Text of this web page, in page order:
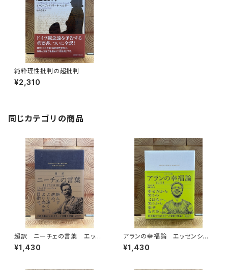
純粋理性批判の超批判
¥2,310
同じカテゴリの商品
超訳 ニーチェの言葉 エッセ
ンシャル版
¥1,430
アランの幸福論 エッセンシャ
ル版
¥1,430